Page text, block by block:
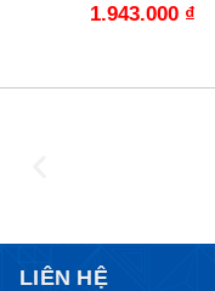
1.943.000 ₫
LIÊN HỆ